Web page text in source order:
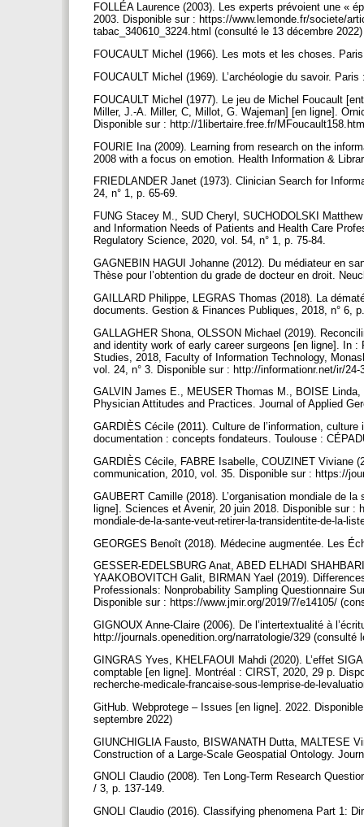
FOLLÉA Laurence (2003). Les experts prévoient une «
2003. Disponible sur : https://www.lemonde.fr/societe/
tabac_340610_3224.html (consulté le 13 décembre
FOUCAULT Michel (1966). Les mots et les choses.
FOUCAULT Michel (1969). L’archéologie du savoir.
FOUCAULT Michel (1977). Le jeu de Michel Foucault
Miller, J.-A. Miller, C, Millot, G. Wajeman] [en ligne].
Disponible sur : http://1libertaire.free.fr/
FOURIE Ina (2009). Learning from research on the
2008 with a focus on emotion. Health Information &
FRIEDLANDER Janet (1973). Clinician Search for
24, n° 1, p. 65-69.
FUNG Stacey M., SUD Cheryl, SUCHODOLSKI
and Information Needs of Patients and Health Care
Regulatory Science, 2020, vol. 54, n° 1, p. 75-84.
GAGNEBIN HAGUI Johanne (2012). Du médiateur en
Thèse pour l’obtention du grade de docteur en droit.
GAILLARD Philippe, LEGRAS Thomas (2018). La
documents. Gestion & Finances Publiques, 2018, n° 6,
GALLAGHER Shona, OLSSON Michael (2019).
and identity work of early career surgeons [en ligne]. In
Studies, 2018, Faculty of Information Technology,
vol. 24, n° 3. Disponible sur : http://informationr.net/ir/
GALVIN James E., MEUSER Thomas M., BOISE
Physician Attitudes and Practices. Journal of Applied
GARDIÈS Cécile (2011). Culture de l’information,
documentation : concepts fondateurs. Toulouse :
GARDIÈS Cécile, FABRE Isabelle, COUZINET Viviane
communication, 2010, vol. 35. Disponible sur : https://
GAUBERT Camille (2018). L’organisation mondiale de
ligne]. Sciences et Avenir, 20 juin 2018. Disponible sur
mondiale-de-la-sante-veut-retirer-la-transidentite-de-la-
GEORGES Benoît (2018). Médecine augmentée. Les
GESSER-EDELSBURG Anat, ABED ELHADI
YAAKOBOVITCH Galit, BIRMAN Yael (2019).
Professionals: Nonprobability Sampling Questionnaire
Disponible sur : https://www.jmir.org/2019/7/e14105/
GIGNOUX Anne-Claire (2006). De l’intertextualité à
http://journals.openedition.org/narratologie/329 (consulté
GINGRAS Yves, KHELFAOUI Mahdi (2020). L’effet
comptable [en ligne]. Montréal : CIRST, 2020, 29 p.
recherche-medicale-francaise-sous-lemprise-de-
GitHub. Webprotege – Issues [en ligne]. 2022.
septembre 2022)
GIUNCHIGLIA Fausto, BISWANATH Dutta, MALTESE
Construction of a Large-Scale Geospatial Ontology.
GNOLI Claudio (2008). Ten Long-Term Research
/ 3, p. 137-149.
GNOLI Claudio (2016). Classifying phenomena Part 1: